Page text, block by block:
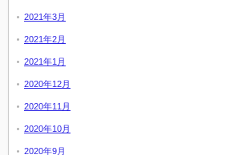
2021年3月
2021年2月
2021年1月
2020年12月
2020年11月
2020年10月
2020年9月